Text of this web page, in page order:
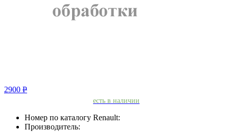
2900 Р
есть в наличии
Номер по каталогу Renault:
Производитель: